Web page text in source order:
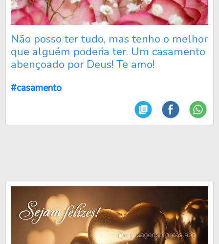
Não posso ter tudo, mas tenho o melhor
que alguém poderia ter. Um casamento
abençoado por Deus! Te amo!
#casamento